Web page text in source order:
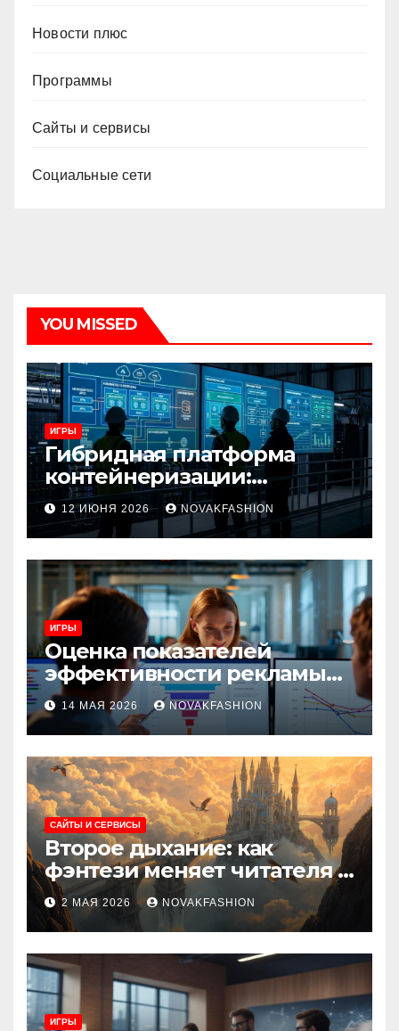
Новости плюс
Программы
Сайты и сервисы
Социальные сети
YOU MISSED
ИГРЫ
Гибридная платформа
контейнеризации:
архитектура, особенности
и сценарии использования
12 ИЮНЯ 2026 NOVAKFASHION
ИГРЫ
Оценка показателей
эффективности рекламы
при атрибуции
множественных точек
касания
14 МАЯ 2026 NOVAKFASHION
САЙТЫ И СЕРВИСЫ
Второе дыхание: как
фэнтези меняет читателя и
культуру
2 МАЯ 2026 NOVAKFASHION
ИГРЫ